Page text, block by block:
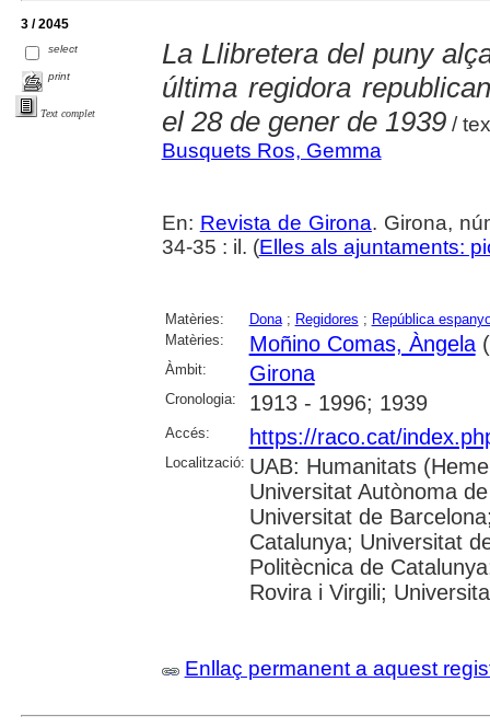
3 / 2045
select
print
Text complet
La Llibretera del puny
última regidora
el 28 de gener de 1939/
Busquets Ros, Gemma
En: Revista de Girona. Girona,
34-35 : il. (Elles als ajuntaments:
Matèries: Dona; Regidores ; República
Matèries:
Moñino Comas, Àngela
Àmbit: Girona
Cronologia: 1913 - 1996; 1939
Accés: https://raco.cat/
Localització: UAB: Humanitats
Universitat Autònoma
Universitat de
Catalunya; Universitat
Politècnica de
Rovira i Virgili;
Enllaç permanent a aquest